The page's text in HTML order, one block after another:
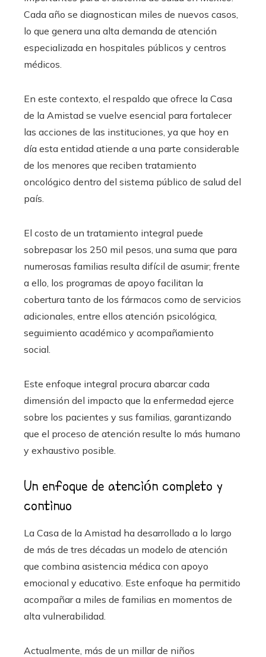
Cada año se diagnostican miles de nuevos casos,
lo que genera una alta demanda de atención
especializada en hospitales públicos y centros
médicos.
En este contexto, el respaldo que ofrece la Casa
de la Amistad se vuelve esencial para fortalecer
las acciones de las instituciones, ya que hoy en
día esta entidad atiende a una parte considerable
de los menores que reciben tratamiento
oncológico dentro del sistema público de salud del
país.
El costo de un tratamiento integral puede
sobrepasar los 250 mil pesos, una suma que para
numerosas familias resulta difícil de asumir; frente
a ello, los programas de apoyo facilitan la
cobertura tanto de los fármacos como de servicios
adicionales, entre ellos atención psicológica,
seguimiento académico y acompañamiento
social.
Este enfoque integral procura abarcar cada
dimensión del impacto que la enfermedad ejerce
sobre los pacientes y sus familias, garantizando
que el proceso de atención resulte lo más humano
y exhaustivo posible.
Un enfoque de atención completo y
continuo
La Casa de la Amistad ha desarrollado a lo largo
de más de tres décadas un modelo de atención
que combina asistencia médica con apoyo
emocional y educativo. Este enfoque ha permitido
acompañar a miles de familias en momentos de
alta vulnerabilidad.
Actualmente, más de un millar de niños